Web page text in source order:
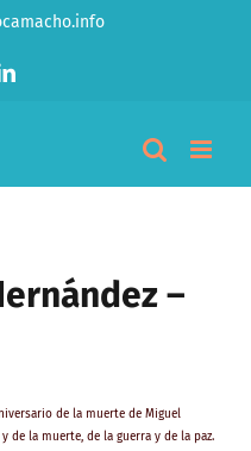
LinkedIn
–
de la muerte de Miguel
de la muerte, de la guerra y de la paz.